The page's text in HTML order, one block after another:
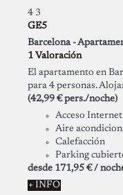
4 3
GE5
Barcelona -
1 Valoración
El apartamento en
para 4 personas.
(42,99 € pers./noche)
Acceso Internet
Aire
Calefacción
Parking
desde 171,95 € /
+ INFO